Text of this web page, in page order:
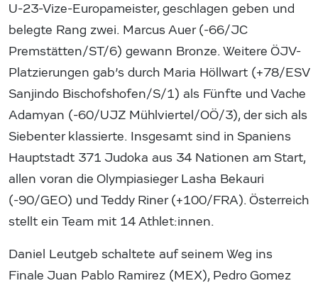
U-23-Vize-Europameister, geschlagen geben und
belegte Rang zwei. Marcus Auer (-66/JC
Premstätten/ST/6) gewann Bronze. Weitere ÖJV-
Platzierungen gab’s durch Maria Höllwart (+78/ESV
Sanjindo Bischofshofen/S/1) als Fünfte und Vache
Adamyan (-60/UJZ Mühlviertel/OÖ/3), der sich als
Siebenter klassierte. Insgesamt sind in Spaniens
Hauptstadt 371 Judoka aus 34 Nationen am Start,
allen voran die Olympiasieger Lasha Bekauri
(-90/GEO) und Teddy Riner (+100/FRA). Österreich
stellt ein Team mit 14 Athlet:innen.
Daniel Leutgeb schaltete auf seinem Weg ins
Finale Juan Pablo Ramirez (MEX), Pedro Gomez